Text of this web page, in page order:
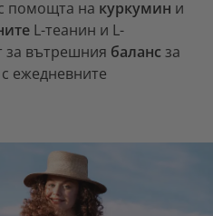
помощта на куркумин и
L-теанин и L-
за вътрешния баланс за
ежедневните